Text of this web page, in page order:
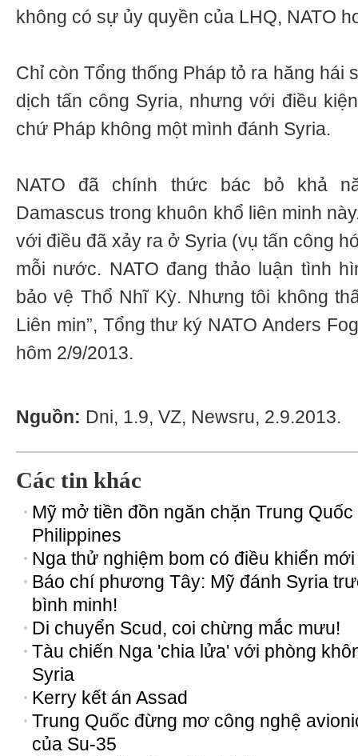
không có sự ủy quyền của LHQ, NATO
Chỉ còn Tổng thống Pháp tỏ ra hăng hái
dịch tấn công Syria, nhưng với điều
chứ Pháp không một mình đánh Syria.
NATO đã chính thức bác bỏ khả
Damascus trong khuôn khổ liên minh
với điều đã xảy ra ở Syria (vụ tấn công
mỗi nước. NATO đang thảo luận tình
bảo vệ Thổ Nhĩ Kỳ. Nhưng tôi không
Liên min”, Tổng thư ký NATO Anders
hôm 2/9/2013.
Nguồn: Dni, 1.9, VZ, Newsru, 2.9.2013.
Các tin khác
Mỹ mở tiền đồn ngăn chặn Trung
Philippines
Nga thử nghiệm bom có điều khiển mới
Báo chí phương Tây: Mỹ đánh Syria
bình minh!
Di chuyển Scud, coi chừng mắc mưu!
Tàu chiến Nga 'chia lửa' với phòng
Syria
Kerry kết án Assad
Trung Quốc đừng mơ công nghệ
của Su-35